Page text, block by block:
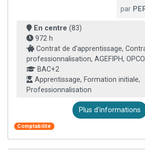
par
En centre (83)
972 h
Contrat de d'apprentissage,
professionnalisation, AGEFIPH,
BAC+2
Apprentissage, Formation initiale,
Professionnalisation
Plus d'informations
Comptabilité